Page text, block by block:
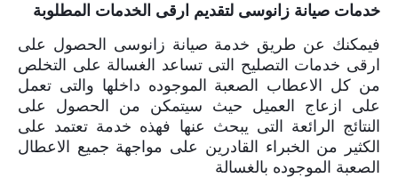
خدمات صيانة زانوسى لتقديم ارقى الخدمات المطلوبة
فيمكنك عن طريق خدمة صيانة زانوسى الحصول على
ارقى خدمات التصليح التى تساعد الغسالة على التخلص
من كل الاعطاب الصعبة الموجوده داخلها والتى تعمل
على ازعاج العميل حيث سيتمكن من الحصول على
النتائج الرائعة التى يبحث عنها فهذه خدمة تعتمد على
الكثير من الخبراء القادرين على مواجهة جميع الاعطال
الصعبة الموجوده بالغسالة